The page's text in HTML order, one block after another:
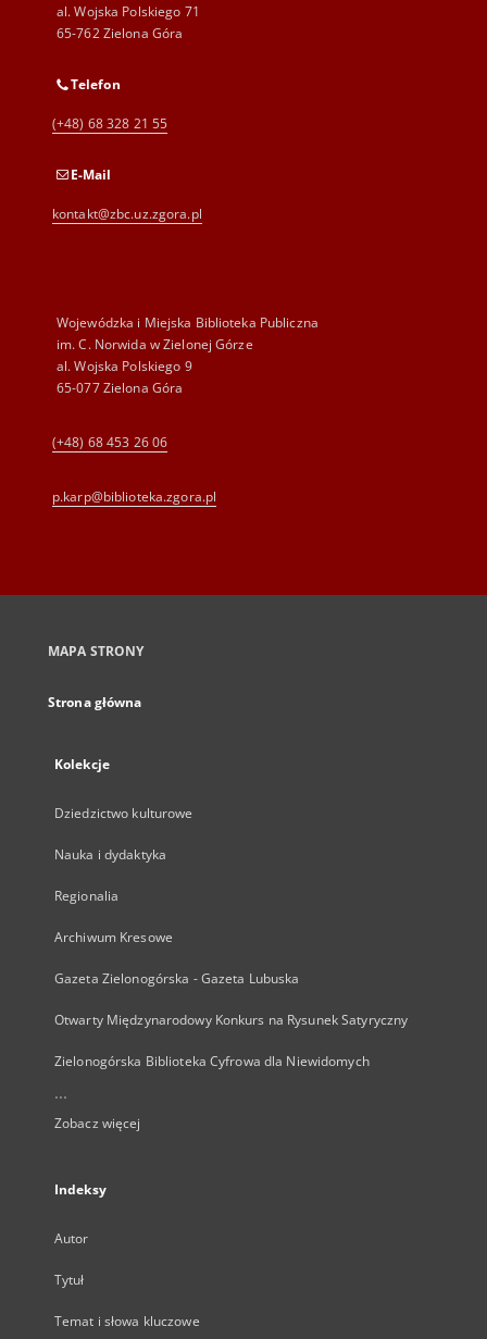
al. Wojska Polskiego 71
65-762 Zielona Góra
Telefon
(+48) 68 328 21 55
E-Mail
kontakt@zbc.uz.zgora.pl
Wojewódzka i Miejska Biblioteka Publiczna
im. C. Norwida w Zielonej Górze
al. Wojska Polskiego 9
65-077 Zielona Góra
(+48) 68 453 26 06
p.karp@biblioteka.zgora.pl
MAPA STRONY
Strona główna
Kolekcje
Dziedzictwo kulturowe
Nauka i dydaktyka
Regionalia
Archiwum Kresowe
Gazeta Zielonogórska - Gazeta Lubuska
Otwarty Międzynarodowy Konkurs na Rysunek Satyryczny
Zielonogórska Biblioteka Cyfrowa dla Niewidomych
...
Zobacz więcej
Indeksy
Autor
Tytuł
Temat i słowa kluczowe